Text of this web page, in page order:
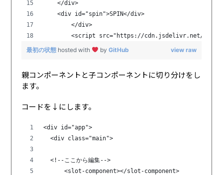
    </div>
    <div id="spin">SPIN</div>
        </div>
<script src="https://cdn.jsdelivr.net/npm/
view raw
最初の状態 hosted with byGitHub
親コンポーネントと子コンポーネントに切り分けをし
ます。
コードを↓にします。
<div id="app">
  <div class="main">
  <!--ここから編集-->
      <slot-component></slot-component>